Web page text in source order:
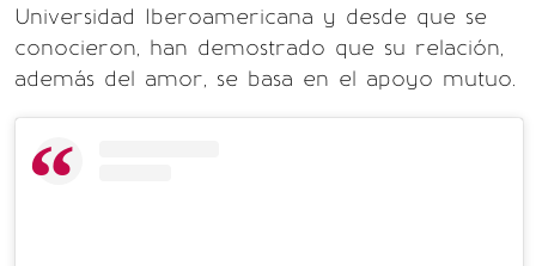
Universidad Iberoamericana y desde que se
conocieron, han demostrado que su relación,
además del amor, se basa en el apoyo mutuo.